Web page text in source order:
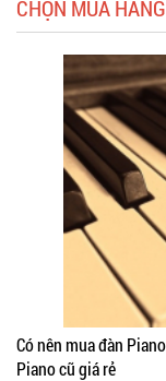
CHỌN MUA HÀNG
Có nên mua đàn
Piano cũ giá rẻ